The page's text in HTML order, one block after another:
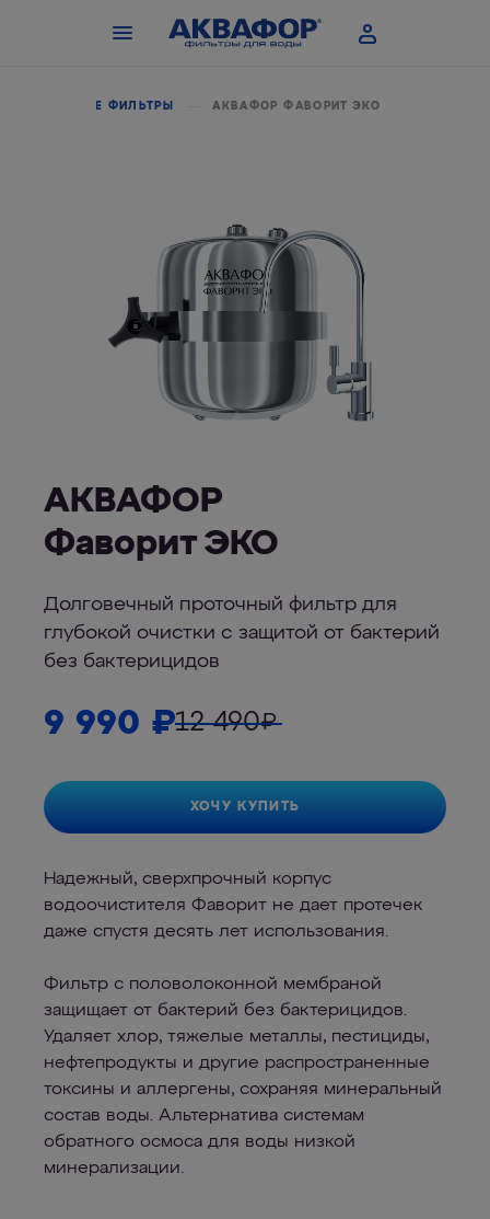
ПРОТОЧНЫЕ ФИЛЬТРЫ АКВАФОР ФАВОРИТ ЭКО
АКВАФОР
Фаворит ЭКО
Долговечный проточный фильтр для
глубокой очистки с защитой от бактерий
без бактерицидов
9 990 ₽12 490₽
ХОЧУ КУПИТЬ
Надежный, сверхпрочный корпус
водоочистителя Фаворит не дает протечек
даже спустя десять лет использования.
Фильтр с половолоконной мембраной
защищает от бактерий без бактерицидов.
Удаляет хлор, тяжелые металлы, пестициды,
нефтепродукты и другие распространенные
токсины и аллергены, сохраняя минеральный
состав воды. Альтернатива системам
обратного осмоса для воды низкой
минерализации.